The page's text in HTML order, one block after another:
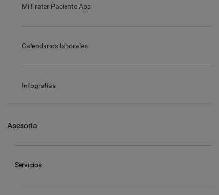
Mi Frater Paciente App
Calendarios laborales
Infografías
Asesoría
Servicios